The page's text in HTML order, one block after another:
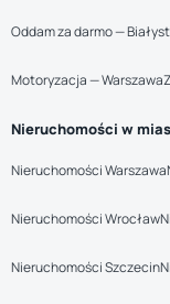
Oddam za darmo —
Motoryzacja — Warszawa
Nieruchomości w
Nieruchomości Warszawa
Nieruchomości Wrocław
Nieruchomości Szczecin